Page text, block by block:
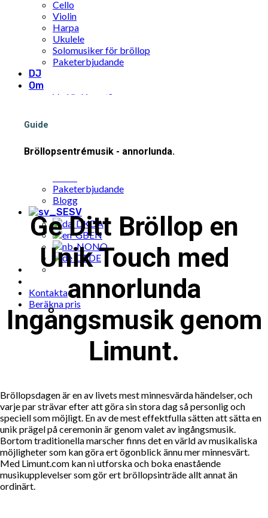
Cello
Violin
Harpa
Ukulele
Solomusiker för bröllop
Paketerbjudande
DJ
Om
Vad är Limunt?
Inspiration
Paketerbjudande
Blogg
SV
DA
EN
NO
DE
Kontakta
Beräkna pris
Guide
Bröllopsentrémusik - annorlunda.
Ge Ditt Bröllop en
Unik Touch med
annorlunda
Ingångsmusik genom
Limunt.
Bröllopsdagen är en av livets mest minnesvärda händelser, och
varje par strävar efter att göra sin stora dag så personlig och
speciell som möjligt. En av de mest effektfulla sätten att sätta en
unik prägel på ceremonin är genom valet av ingångsmusik.
Bortom traditionella marscher finns det en värld av musikaliska
möjligheter som kan göra ert ögonblick ännu mer minnesvärt.
Med Limunt.com kan ni utforska och boka enastående
musikupplevelser som gör ert bröllopsinträde allt annat än
ordinärt.